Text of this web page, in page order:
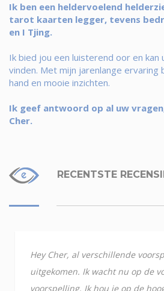
Ik ben een heldervoelend
tarot kaarten legger, tevens
en I Tjing.
Ik bied jou een luisterend oor en kan
vinden. Met mijn jarenlange ervaring
hand en mooie inzichten.
Ik geef antwoord op al uw
Cher.
RECENTSTE
Hey Cher, al verschillende
uitgekomen. Ik wacht nu op de
voorspelling. Ik hou je op de